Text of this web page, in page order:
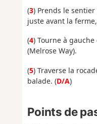
(3) Prends le
juste avant la
(4) Tourne à
(Melrose Way).
(5) Traverse la
balade. (D/A)
Points de